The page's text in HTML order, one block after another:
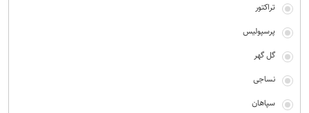
تراکتور
پرسپولیس
گل گهر
نساجی
سپاهان